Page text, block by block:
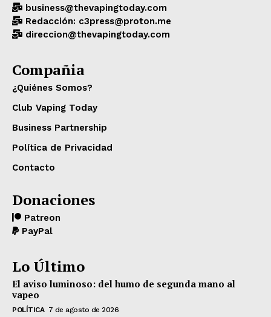
business@thevapingtoday.com
Redacción: c3press@proton.me
direccion@thevapingtoday.com
Compañia
¿Quiénes Somos?
Club Vaping Today
Business Partnership
Política de Privacidad
Contacto
Donaciones
Patreon
PayPal
Lo Último
El aviso luminoso: del humo de segunda mano al
vapeo
POLÍTICA 7 de agosto de 2026